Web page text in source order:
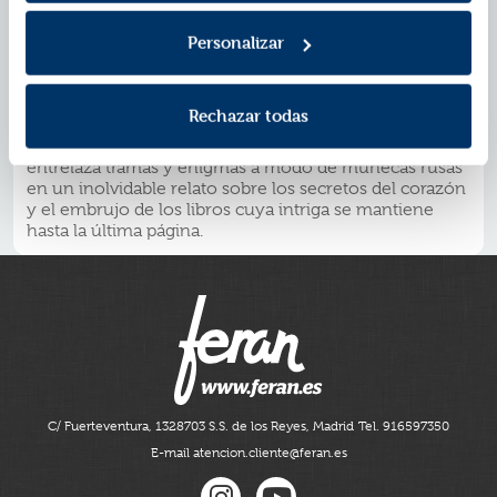
Personalizar
Rechazar todas
primera mitad del siglo xx, desde los últimos
esplendores del Modernismo hasta las tinieblas de la
suspense, la novela histórica y la comedia de
trágica historia de amor cuyo eco se proyecta a través
del tiempo. Con gran fuerza narrativa, el autor
entrelaza tramas y enigmas a modo de muñecas rusas
en un inolvidable relato sobre los secretos del corazón
y el embrujo de los libros cuya intriga se mantiene
hasta la última página.
C/ Fuerteventura, 1328703 S.S. de los Reyes, Madrid Tel. 916597350
E-mail atencion.cliente@feran.es